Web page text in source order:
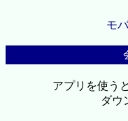
モ
アプリを使う
ダウ